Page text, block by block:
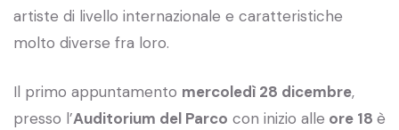
artiste di livello internazionale e caratteristiche
molto diverse fra loro.
Il primo appuntamento mercoledì 28 dicembre,
presso l’Auditorium del Parco con inizio alle ore 18 è